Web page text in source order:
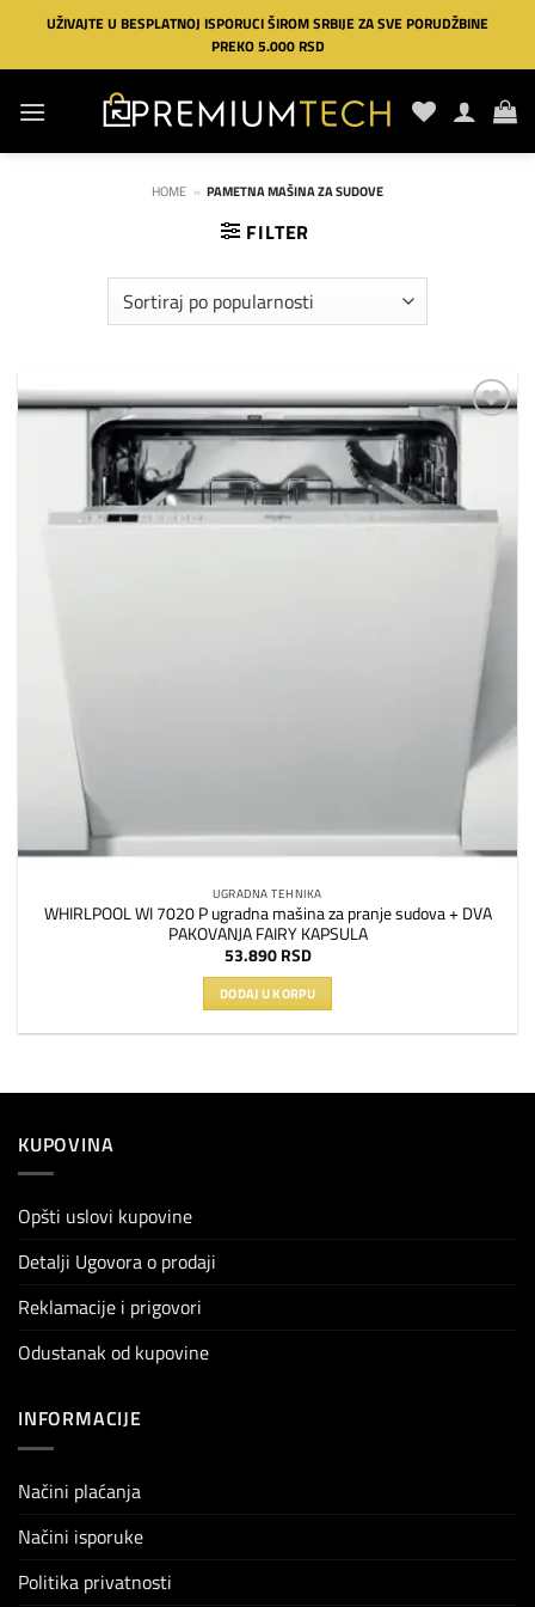
Preskoči
sadržaj
UŽIVAJTE U BESPLATNOJ ISPORUCI ŠIROM SRBIJE ZA SVE PORUDŽBINE
PREKO 5.000 RSD
HOME » PAMETNA MAŠINA ZA SUDOVE
FILTER
UGRADNA TEHNIKA
WHIRLPOOL WI 7020 P ugradna mašina za pranje sudova + DVA
PAKOVANJA FAIRY KAPSULA
53.890 RSD
DODAJ U KORPU
KUPOVINA
Opšti uslovi kupovine
Detalji Ugovora o prodaji
Reklamacije i prigovori
Odustanak od kupovine
INFORMACIJE
Načini plaćanja
Načini isporuke
Politika privatnosti